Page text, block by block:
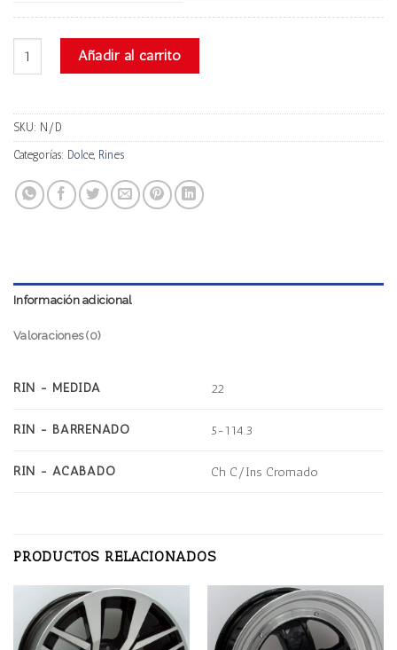
Dolce Dc26 cantidadAñadir al carrito
SKU: N/D
Categorías: Dolce, Rines
Información adicional
Valoraciones (0)
RIN - MEDIDA 22
RIN - BARRENADO 5-114.3
RIN - ACABADO Ch C/Ins Cromado
PRODUCTOS RELACIONADOS